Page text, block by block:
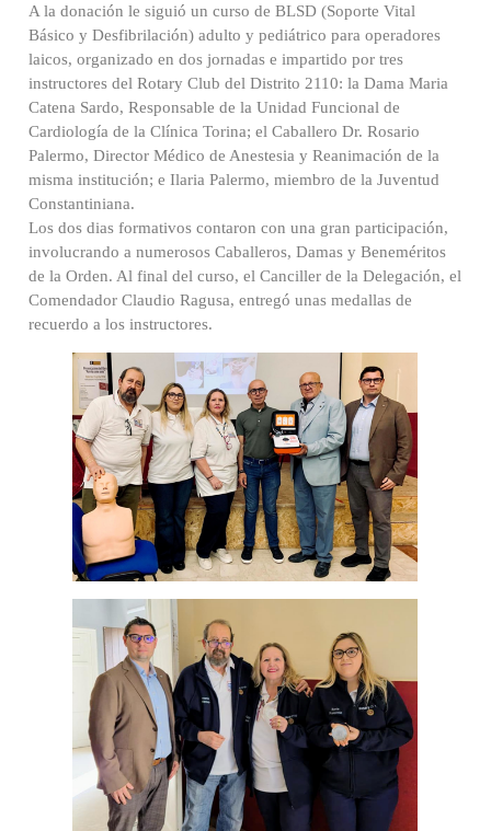
A la donación le siguió un curso de BLSD (Soporte Vital
Básico y Desfibrilación) adulto y pediátrico para operadores
laicos, organizado en dos jornadas e impartido por tres
instructores del Rotary Club del Distrito 2110: la Dama Maria
Catena Sardo, Responsable de la Unidad Funcional de
Cardiología de la Clínica Torina; el Caballero Dr. Rosario
Palermo, Director Médico de Anestesia y Reanimación de la
misma institución; e Ilaria Palermo, miembro de la Juventud
Constantiniana.
Los dos dias formativos contaron con una gran participación,
involucrando a numerosos Caballeros, Damas y Beneméritos
de la Orden. Al final del curso, el Canciller de la Delegación, el
Comendador Claudio Ragusa, entregó unas medallas de
recuerdo a los instructores.